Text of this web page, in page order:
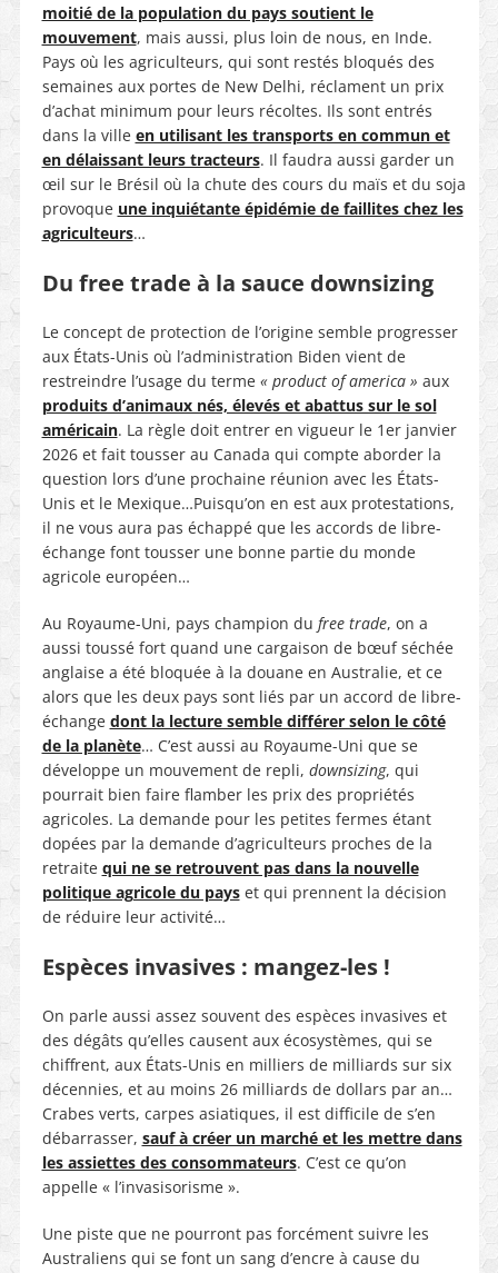
moitié de la population du pays soutient le
mouvement, mais aussi, plus loin de nous, en Inde.
Pays où les agriculteurs, qui sont restés bloqués des
semaines aux portes de New Delhi, réclament un prix
d’achat minimum pour leurs récoltes. Ils sont entrés
dans la ville en utilisant les transports en commun et
en délaissant leurs tracteurs. Il faudra aussi garder un
œil sur le Brésil où la chute des cours du maïs et du soja
provoque une inquiétante épidémie de faillites chez les
agriculteurs…
Du free trade à la sauce downsizing
Le concept de protection de l’origine semble progresser
aux États-Unis où l’administration Biden vient de
restreindre l’usage du terme « product of america » aux
produits d’animaux nés, élevés et abattus sur le sol
américain. La règle doit entrer en vigueur le 1er janvier
2026 et fait tousser au Canada qui compte aborder la
question lors d’une prochaine réunion avec les États-
Unis et le Mexique…Puisqu’on en est aux protestations,
il ne vous aura pas échappé que les accords de libre-
échange font tousser une bonne partie du monde
agricole européen…
Au Royaume-Uni, pays champion du free trade, on a
aussi toussé fort quand une cargaison de bœuf séchée
anglaise a été bloquée à la douane en Australie, et ce
alors que les deux pays sont liés par un accord de libre-
échange dont la lecture semble différer selon le côté
de la planète… C’est aussi au Royaume-Uni que se
développe un mouvement de repli, downsizing, qui
pourrait bien faire flamber les prix des propriétés
agricoles. La demande pour les petites fermes étant
dopées par la demande d’agriculteurs proches de la
retraite qui ne se retrouvent pas dans la nouvelle
politique agricole du payset qui prennent la décision
de réduire leur activité…
Espèces invasives : mangez-les !
On parle aussi assez souvent des espèces invasives et
des dégâts qu’elles causent aux écosystèmes, qui se
chiffrent, aux États-Unis en milliers de milliards sur six
décennies, et au moins 26 milliards de dollars par an…
Crabes verts, carpes asiatiques, il est difficile de s’en
débarrasser, sauf à créer un marché et les mettre dans
les assiettes des consommateurs. C’est ce qu’on
appelle « l’invasisorisme ».
Une piste que ne pourront pas forcément suivre les
Australiens qui se font un sang d’encre à cause du